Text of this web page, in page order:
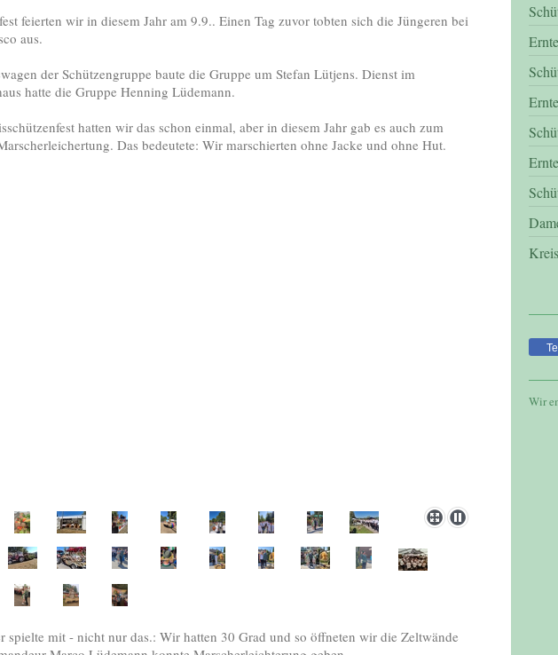
feierten wir in diesem Jahr am 9.9.. Einen Tag zuvor tobten sich die Jüngeren bei
aus.
der Schützengruppe baute die Gruppe um Stefan Lütjens. Dienst im
hatte die Gruppe Henning Lüdemann.
hatten wir das schon einmal, aber in diesem Jahr gab es auch zum
Das bedeutete: Wir marschierten ohne Jacke und ohne Hut.
spielte mit - nicht nur das.: Wir hatten 30 Grad und so öffneten wir die Zeltwände
Wir